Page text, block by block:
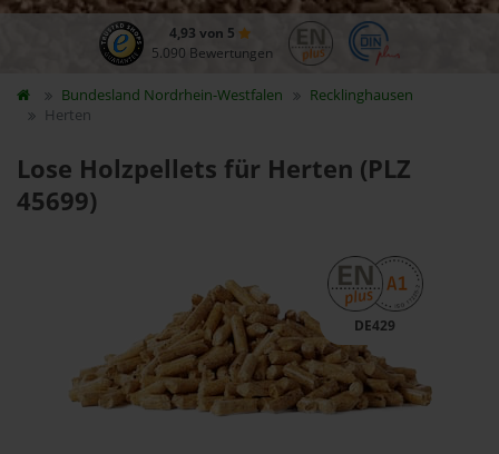
4,93 von 5
5.090 Bewertungen
Bundesland Nordrhein-Westfalen
Recklinghausen
Herten
Lose Holzpellets für Herten (PLZ
45699)
DE429